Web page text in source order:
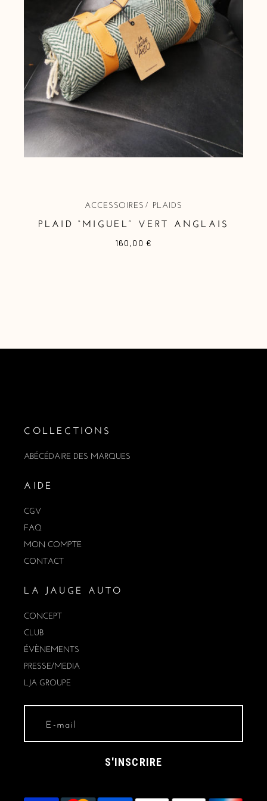
ACCESSOIRES PLAIDS
PLAID “MIGUEL” VERT ANGLAIS
160,00 €
COLLECTIONS
ABÉCÉDAIRE DES MARQUES
AIDE
CGV
FAQ
MON COMPTE
CONTACT
LA JAUGE AUTO
CONCEPT
CLUB
ÉVÈNEMENTS
PRESSE/MEDIA
LJA GROUPE
S'INSCRIRE